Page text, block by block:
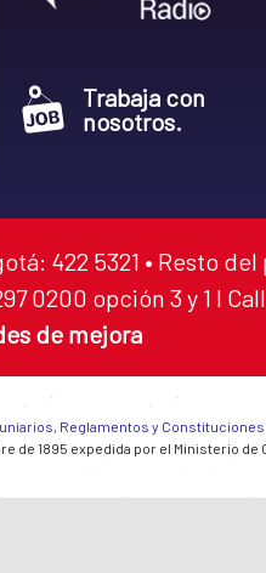
Trabaja con
nosotros.
422 5321 • Resto del
0200 opción 3 y 1 I
de mejora
Reglamentos y Constituciones
de 1895 expedida por el Ministerio de